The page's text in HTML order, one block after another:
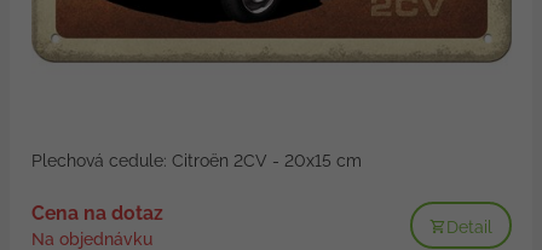
Plechová cedule: Citroën 2CV - 20x15 cm
Cena na dotaz
Na objednávku
Detail